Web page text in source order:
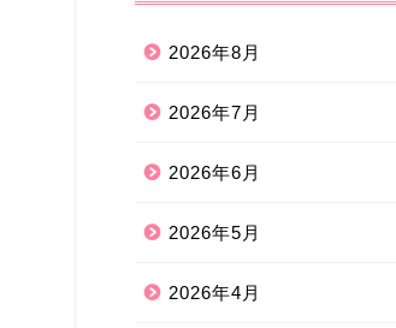
2026年8月
2026年7月
2026年6月
2026年5月
2026年4月